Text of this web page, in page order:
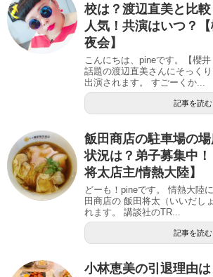
校は？渡辺直美と比
人気！共演はいつ？
夜会】
こんにちは、pineです。【櫻
話題の渡辺直美さんにそっく
出演されます。 すごーくか...
記事を読む
飯田商店の駐車場の
状況は？弟子募集中
将太店主/情熱大陸】
どーも！pineです。 情熱大陸
田商店の 飯田将太（いいだし
れます。 講談社のTR...
記事を読む
小林恵美の引退理由